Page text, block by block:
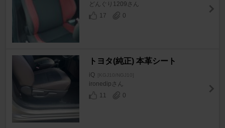
どんぐり1209さん
17
0
トヨタ(純正) 本革シート
iQ [KGJ10/NGJ10]
ironedipさん
11
0